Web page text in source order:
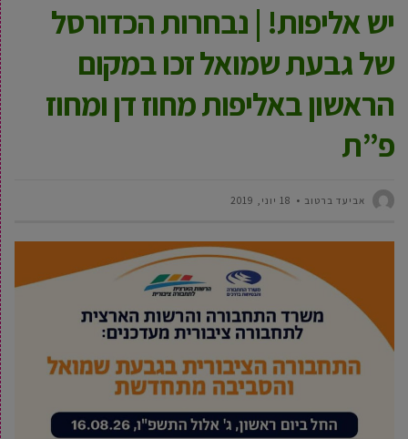
יש אליפות! | נבחרות הכדורסל
של גבעת שמואל זכו במקום
הראשון באליפות מחוז דן ומחוז
פ”ת
אביעד ברטוב 18 יוני, 2019